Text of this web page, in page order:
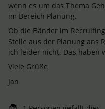
wenn es um das Thema
im Bereich Planung.
Ob die Bänder im
Stelle aus der Planung ans
ich leider nicht. Das haben
Viele Grüße
Jan